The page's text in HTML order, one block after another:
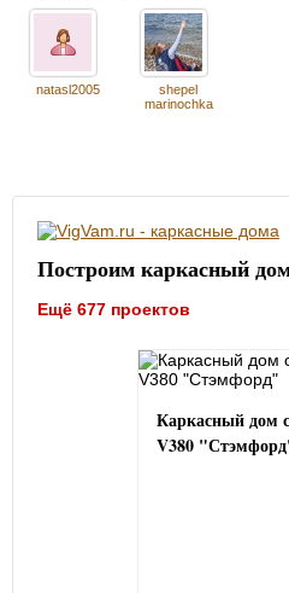
natasl2005
shepel
marinochka
Построим каркасный
Ещё 677 проектов
Каркасный дом
V380